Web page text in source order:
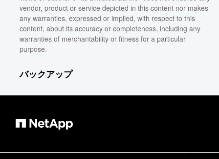
vendor, product or service depicted in this content nor makes
any warranties, expressed or implied, with respect to this
content, about its accuracy or completeness, including any
warranties of merchantability or fitness for a particular
purpose.
バックアップ